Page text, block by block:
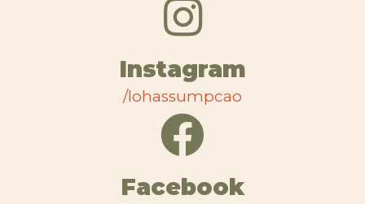
Instagram
/lohassumpcao
Facebook